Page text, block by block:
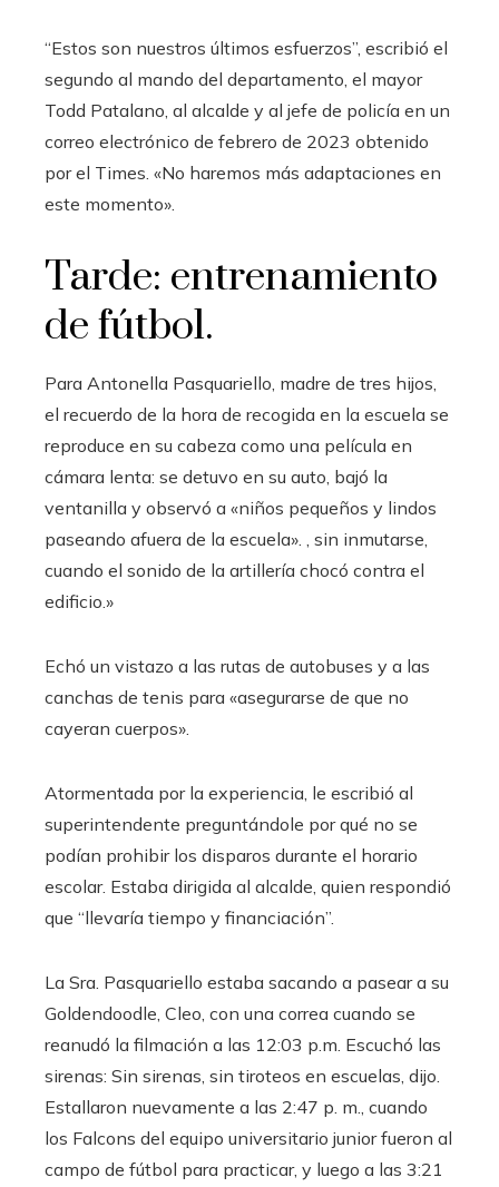
“Estos son nuestros últimos esfuerzos”, escribió el
segundo al mando del departamento, el mayor
Todd Patalano, al alcalde y al jefe de policía en un
correo electrónico de febrero de 2023 obtenido
por el Times. «No haremos más adaptaciones en
este momento».
Tarde: entrenamiento
de fútbol.
Para Antonella Pasquariello, madre de tres hijos,
el recuerdo de la hora de recogida en la escuela se
reproduce en su cabeza como una película en
cámara lenta: se detuvo en su auto, bajó la
ventanilla y observó a «niños pequeños y lindos
paseando afuera de la escuela». , sin inmutarse,
cuando el sonido de la artillería chocó contra el
edificio.»
Echó un vistazo a las rutas de autobuses y a las
canchas de tenis para «asegurarse de que no
cayeran cuerpos».
Atormentada por la experiencia, le escribió al
superintendente preguntándole por qué no se
podían prohibir los disparos durante el horario
escolar. Estaba dirigida al alcalde, quien respondió
que “llevaría tiempo y financiación”.
La Sra. Pasquariello estaba sacando a pasear a su
Goldendoodle, Cleo, con una correa cuando se
reanudó la filmación a las 12:03 p.m. Escuchó las
sirenas: Sin sirenas, sin tiroteos en escuelas, dijo.
Estallaron nuevamente a las 2:47 p. m., cuando
los Falcons del equipo universitario junior fueron al
campo de fútbol para practicar, y luego a las 3:21